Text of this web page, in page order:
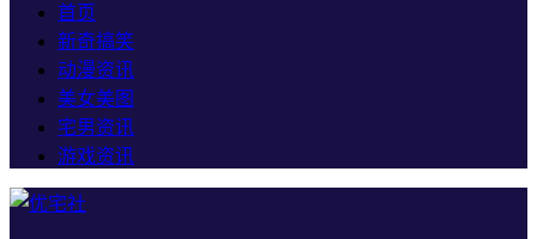
首页
新奇搞笑
动漫资讯
美女美图
宅男资讯
游戏资讯